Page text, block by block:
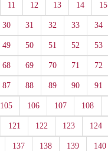
11 12 13 14 15
30 31 32 33 34
49 50 51 52 53
68 69 70 71 72
87 88 89 90 91
105 106 107 108
121 122 123 124
137 138 139 140